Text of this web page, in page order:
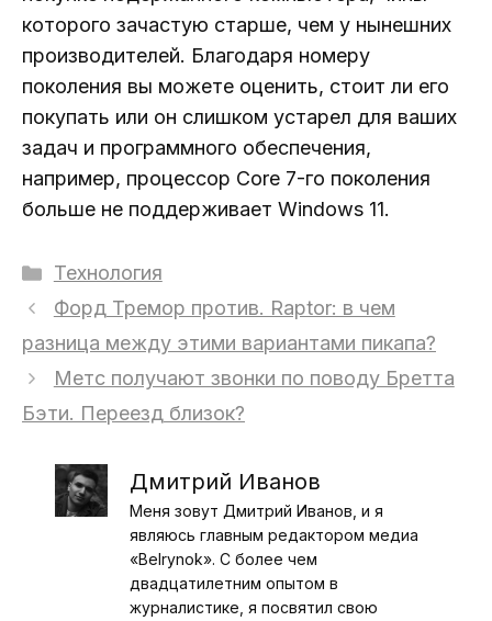
которого зачастую старше, чем у нынешних
производителей. Благодаря номеру
поколения вы можете оценить, стоит ли его
покупать или он слишком устарел для ваших
задач и программного обеспечения,
например, процессор Core 7-го поколения
больше не поддерживает Windows 11.
Рубрики
Технология
Форд Тремор против. Raptor: в чем
разница между этими вариантами пикапа?
Метс получают звонки по поводу Бретта
Бэти. Переезд близок?
Дмитрий Иванов
Меня зовут Дмитрий Иванов, и я
являюсь главным редактором медиа
«Belrynok». С более чем
двадцатилетним опытом в
журналистике, я посвятил свою